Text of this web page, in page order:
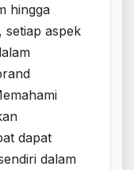
hingga
setiap aspek
dapat
dalam